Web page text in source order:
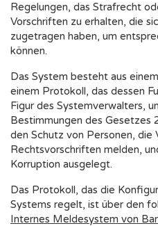
Regelungen, das Strafrecht
Vorschriften zu erhalten, die
zugetragen haben, um
können.
Das System besteht aus
einem Protokoll, das dessen
Figur des Systemverwalters,
Bestimmungen des Gesetzes
den Schutz von Personen, die
Rechtsvorschriften melden,
Korruption ausgelegt.
Das Protokoll, das die
Systems regelt, ist über den
Internes Meldesystem von